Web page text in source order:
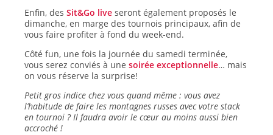
Enfin, desSit&Go live seront également proposés le
dimanche, en marge des tournois principaux, afin de
vous faire profiter à fond du week-end.
Côté fun, une fois la journée du samedi terminée,
vous serez conviés à unesoirée exceptionnelle… mais
on vous réserve la surprise!
Petit gros indice chez vous quand même : vous avez
l’habitude de faire les montagnes russes avec votre stack
en tournoi ? Il faudra avoir le cœur au moins aussi bien
accroché !